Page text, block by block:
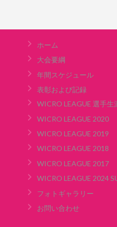
ホーム
大会要綱
年間スケジュール
表彰および記録
WICRO LEAGUE 選手生
WICRO LEAGUE 2020
WICRO LEAGUE 2019
WICRO LEAGUE 2018
WICRO LEAGUE 2017
WICRO LEAGUE 2024
フォトギャラリー
お問い合わせ